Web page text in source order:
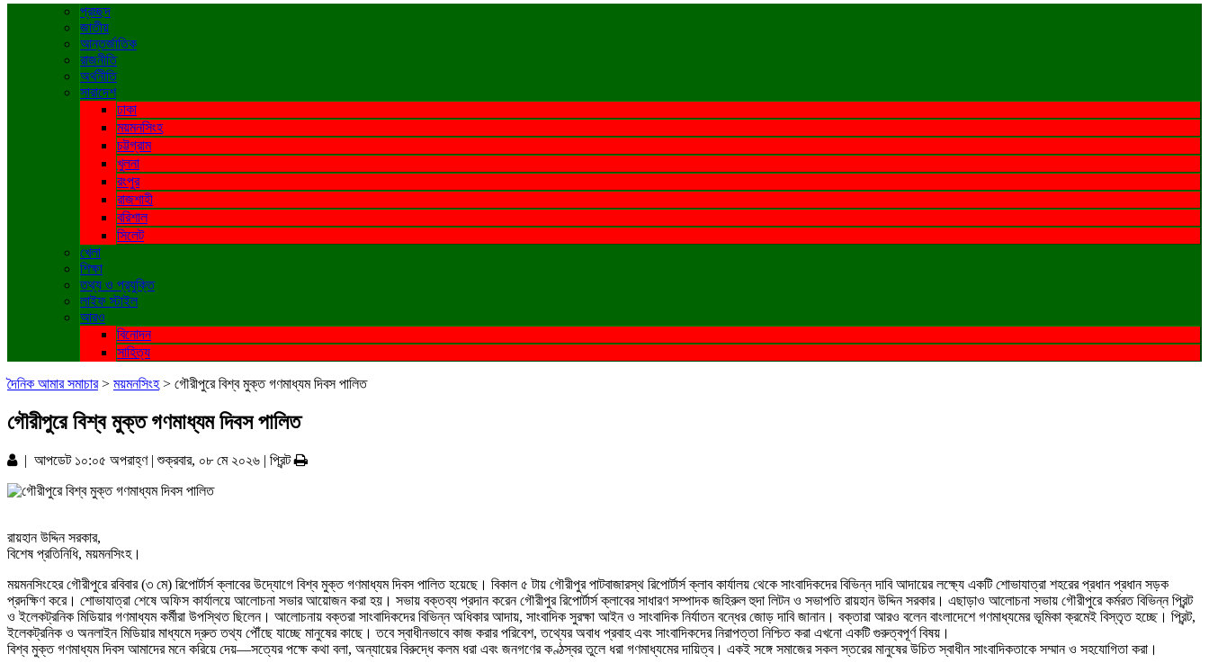
প্রচ্ছদ
জাতীয়
আন্তর্জাতিক
রাজনীতি
অর্থনীতি
সারাদেশ
ঢাকা
ময়মনসিংহ
চট্টগ্রাম
খুলনা
রংপুর
রাজশাহী
বরিশাল
সিলেট
খেলা
শিক্ষা
তথ্য ও প্রযুক্তি
লাইফ স্টাইল
আরও
বিনোদন
সাহিত্য
দৈনিক আমার সমাচার> ময়মনসিংহ> গৌরীপুরে বিশ্ব মুক্ত গণমাধ্যম দিবস পালিত
গৌরীপুরে বিশ্ব মুক্ত গণমাধ্যম দিবস পালিত
| আপডেট ১০:০৫ অপরাহ্ণ | শুক্রবার, ০৮ মে ২০২৬ | প্রিন্ট
রায়হান উদ্দিন সরকার,
বিশেষ প্রতিনিধি, ময়মনসিংহ।
ময়মনসিংহের গৌরীপুরে রবিবার (৩ মে) রিপোর্টার্স ক্লাবের উদ্যোগে বিশ্ব মুক্ত গণমাধ্যম দিবস পালিত হয়েছে। বিকাল ৫ টায় গৌরীপুর পাটবাজারস্থ রিপোর্টার্স ক্লাব কার্যালয় থেকে সাংবাদিকদের বিভিন্ন দাবি আদায়ের লক্ষ্যে একটি শোভাযাত্রা শহরের প্রধান প্রধান সড়ক
প্রদক্ষিণ করে। শোভাযাত্রা শেষে অফিস কার্যালয়ে আলোচনা সভার আয়োজন করা হয়। সভায় বক্তব্য প্রদান করেন গৌরীপুর রিপোর্টার্স ক্লাবের সাধারণ সম্পাদক জহিরুল হুদা লিটন ও সভাপতি রায়হান উদ্দিন সরকার। এছাড়াও আলোচনা সভায় গৌরীপুরে কর্মরত বিভিন্ন প্রিন্ট
ও ইলেকট্রনিক মিডিয়ার গণমাধ্যম কর্মীরা উপস্থিত ছিলেন। আলোচনায় বক্তরা সাংবাদিকদের বিভিন্ন অধিকার আদায়, সাংবাদিক সুরক্ষা আইন ও সাংবাদিক নির্যাতন বন্ধের জোড় দাবি জানান। বক্তারা আরও বলেন বাংলাদেশে গণমাধ্যমের ভূমিকা ক্রমেই বিস্তৃত হচ্ছে। প্রিন্ট,
ইলেকট্রনিক ও অনলাইন মিডিয়ার মাধ্যমে দ্রুত তথ্য পৌঁছে যাচ্ছে মানুষের কাছে। তবে স্বাধীনভাবে কাজ করার পরিবেশ, তথ্যের অবাধ প্রবাহ এবং সাংবাদিকদের নিরাপত্তা নিশ্চিত করা এখনো একটি গুরুত্বপূর্ণ বিষয়।
বিশ্ব মুক্ত গণমাধ্যম দিবস আমাদের মনে করিয়ে দেয়—সত্যের পক্ষে কথা বলা, অন্যায়ের বিরুদ্ধে কলম ধরা এবং জনগণের কণ্ঠস্বর তুলে ধরা গণমাধ্যমের দায়িত্ব। একই সঙ্গে সমাজের সকল স্তরের মানুষের উচিত স্বাধীন সাংবাদিকতাকে সম্মান ও সহযোগিতা করা।